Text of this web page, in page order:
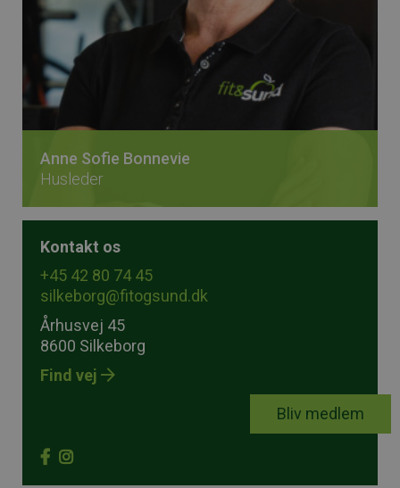
Anne Sofie Bonnevie
Husleder
Kontakt os
+45 42 80 74 45
silkeborg@fitogsund.dk
Århusvej 45
8600 Silkeborg
Find vej
Bliv medlem